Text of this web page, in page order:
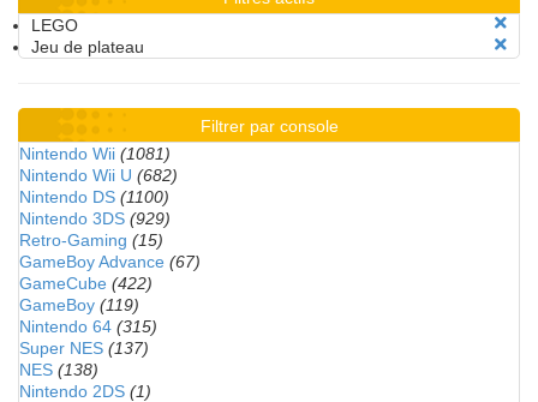
LEGO
Jeu de plateau
Filtrer par console
Nintendo Wii (1081)
Nintendo Wii U (682)
Nintendo DS (1100)
Nintendo 3DS (929)
Retro-Gaming (15)
GameBoy Advance (67)
GameCube (422)
GameBoy (119)
Nintendo 64 (315)
Super NES (137)
NES (138)
Nintendo 2DS (1)